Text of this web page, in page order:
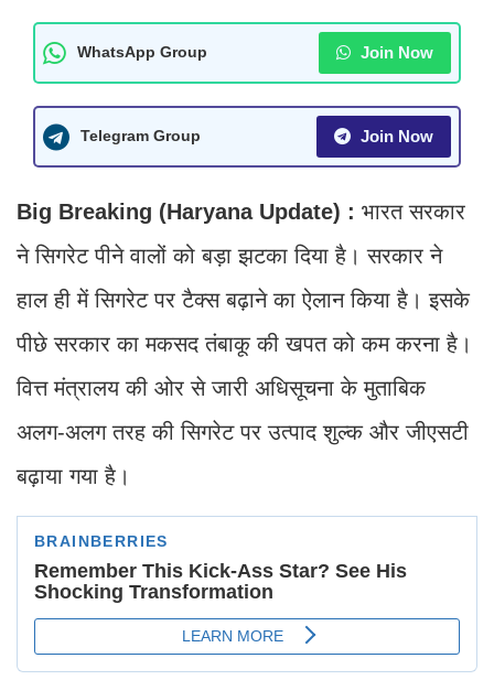
WhatsApp Group Join Now
Telegram Group Join Now
Big Breaking (Haryana Update) : भारत सरकार
ने सिगरेट पीने वालों को बड़ा झटका दिया है। सरकार ने
हाल ही में सिगरेट पर टैक्स बढ़ाने का ऐलान किया है। इसके
पीछे सरकार का मकसद तंबाकू की खपत को कम करना है।
वित्त मंत्रालय की ओर से जारी अधिसूचना के मुताबिक
अलग-अलग तरह की सिगरेट पर उत्पाद शुल्क और जीएसटी
बढ़ाया गया है।